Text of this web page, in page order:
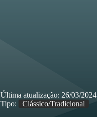
Última atualização: 26/03/2024
Tipo:
Clássico/Tradicional